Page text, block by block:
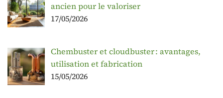
ancien pour le valoriser
17/05/2026
Chembuster et cloudbuster : avantages,
utilisation et fabrication
15/05/2026